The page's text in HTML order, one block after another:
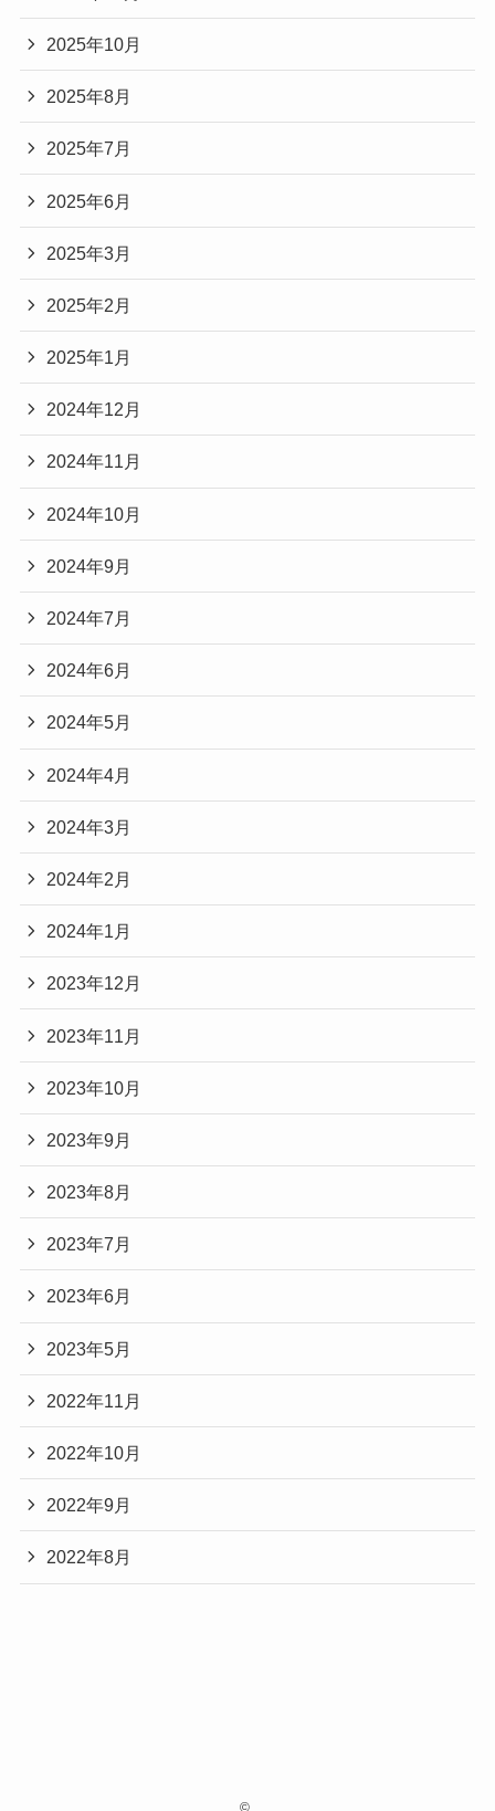
2025年10月
2025年8月
2025年7月
2025年6月
2025年3月
2025年2月
2025年1月
2024年12月
2024年11月
2024年10月
2024年9月
2024年7月
2024年6月
2024年5月
2024年4月
2024年3月
2024年2月
2024年1月
2023年12月
2023年11月
2023年10月
2023年9月
2023年8月
2023年7月
2023年6月
2023年5月
2022年11月
2022年10月
2022年9月
2022年8月
©.